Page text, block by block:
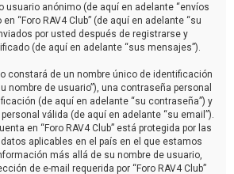
usuario anónimo (de aquí en adelante “envíos
“Foro RAV4 Club” (de aquí en adelante “su
por usted después de registrarse y
(de aquí en adelante “sus mensajes”).
constará de un nombre único de identificación
nombre de usuario”), una contraseña personal
(de aquí en adelante “su contraseña”) y
válida (de aquí en adelante “su email”).
en “Foro RAV4 Club” está protegida por las
aplicables en el país en el que estamos
más allá de su nombre de usuario,
de e-mail requerida por “Foro RAV4 Club”